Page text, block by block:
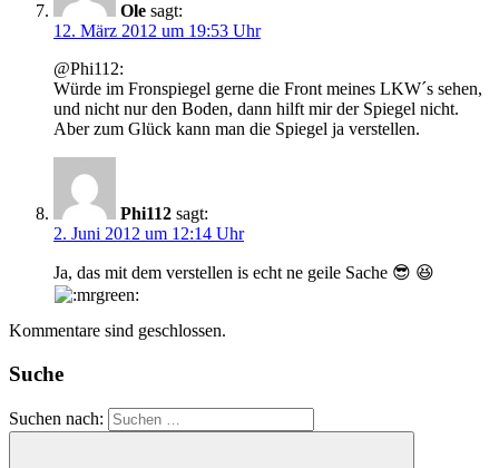
Ole sagt:
12. März 2012 um 19:53 Uhr
@Phi112:
Würde im Fronspiegel gerne die Front meines LKW´s sehen,
und nicht nur den Boden, dann hilft mir der Spiegel nicht.
Aber zum Glück kann man die Spiegel ja verstellen.
Phi112 sagt:
2. Juni 2012 um 12:14 Uhr
Ja, das mit dem verstellen is echt ne geile Sache 😎 😆
Kommentare sind geschlossen.
Suche
Suchen nach: